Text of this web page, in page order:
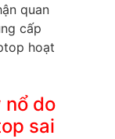
quan
cấp
hoạt
do
sai